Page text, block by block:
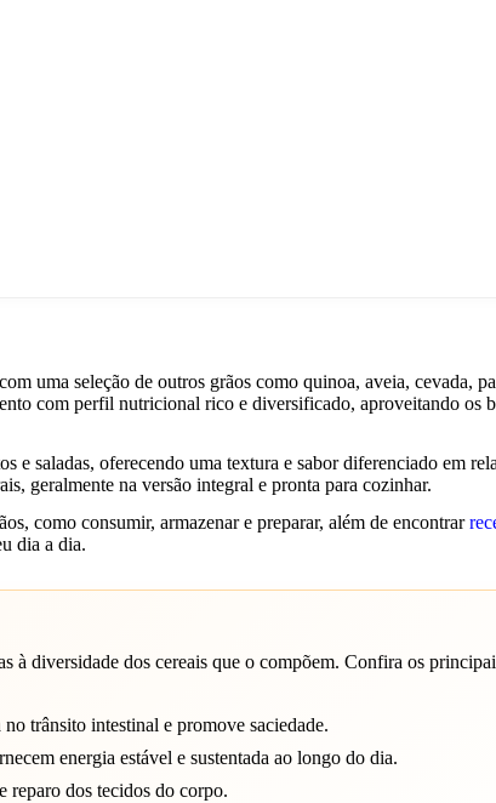
uma seleção de outros grãos como quinoa, aveia, cevada,
com perfil nutricional rico e diversificado, aproveitando os
e saladas, oferecendo uma textura e sabor diferenciado em
geralmente na versão integral e pronta para cozinhar.
como consumir, armazenar e preparar, além de encontrar
dia a dia.
à diversidade dos cereais que o compõem. Confira os
trânsito intestinal e promove saciedade.
energia estável e sustentada ao longo do dia.
reparo dos tecidos do corpo.